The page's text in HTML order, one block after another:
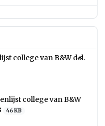
college van B&W d.d.
college van B&W
46 KB